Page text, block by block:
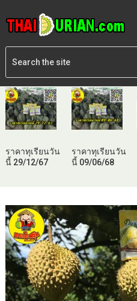
ราคาทุเรียนวัน
นี้ 29/12/67
ราคาทุเรียนวัน
นี้ 09/06/68